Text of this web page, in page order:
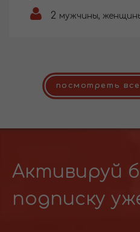
2 мужчины,
посмотреть все
Активируй
подписку